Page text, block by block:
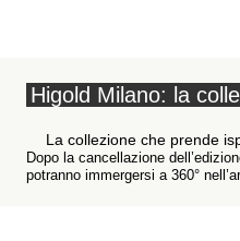
Higold Milano: la
La collezione che prende
Dopo la cancellazione
potranno immergersi a 360°